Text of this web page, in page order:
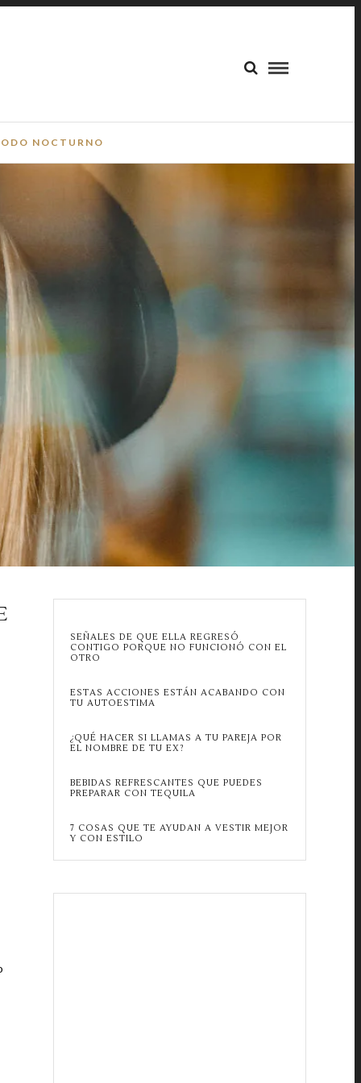
NOCTURNO
SEÑALES DE QUE ELLA REGRESÓ
CONTIGO PORQUE NO FUNCIONÓ CON EL
OTRO
ESTAS ACCIONES ESTÁN ACABANDO CON
TU AUTOESTIMA
¿QUÉ HACER SI LLAMAS A TU PAREJA POR
EL NOMBRE DE TU EX?
BEBIDAS REFRESCANTES QUE PUEDES
PREPARAR CON TEQUILA
7 COSAS QUE TE AYUDAN A VESTIR MEJOR
Y CON ESTILO